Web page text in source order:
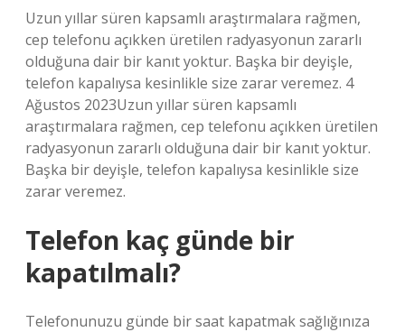
Uzun yıllar süren kapsamlı araştırmalara rağmen,
cep telefonu açıkken üretilen radyasyonun zararlı
olduğuna dair bir kanıt yoktur. Başka bir deyişle,
telefon kapalıysa kesinlikle size zarar veremez. 4
Ağustos 2023Uzun yıllar süren kapsamlı
araştırmalara rağmen, cep telefonu açıkken üretilen
radyasyonun zararlı olduğuna dair bir kanıt yoktur.
Başka bir deyişle, telefon kapalıysa kesinlikle size
zarar veremez.
Telefon kaç günde bir
kapatılmalı?
Telefonunuzu günde bir saat kapatmak sağlığınıza